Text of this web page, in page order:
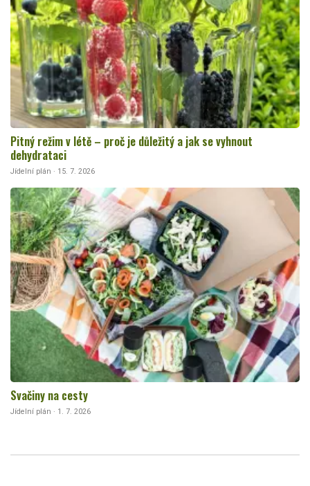
Pitný režim v létě – proč je důležitý a jak se vyhnout
dehydrataci
Jídelní plán · 15. 7. 2026
Svačiny na cesty
Jídelní plán · 1. 7. 2026